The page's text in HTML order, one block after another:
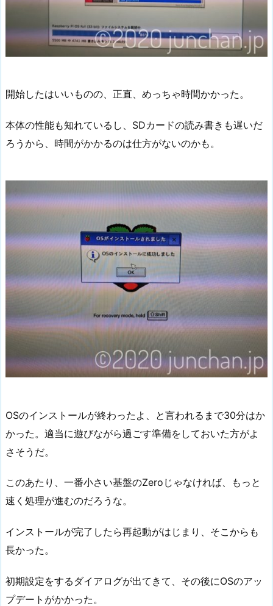
開始したはいいものの、正直、めっちゃ時間かかった。
本体の性能も知れているし、SDカードの読み書きも遅いだ
ろうから、時間がかかるのは仕方がないのかも。
OSのインストールが終わったよ、と言われるまで30分はか
かった。適当に遊びながら過ごす準備をしておいた方がよ
さそうだ。
このあたり、一番小さい基盤のZeroじゃなければ、もっと
速く処理が進むのだろうな。
インストールが完了したら再起動がはじまり、そこからも
長かった。
初期設定をするダイアログが出てきて、その後にOSのアッ
プデートがかかった。